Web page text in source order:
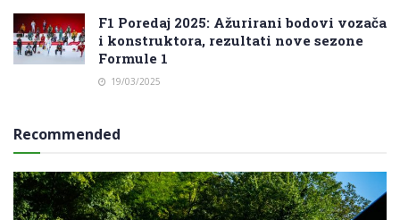
F1 Poredaj 2025: Ažurirani bodovi vozača
i konstruktora, rezultati nove sezone
Formule 1
19/03/2025
Recommended